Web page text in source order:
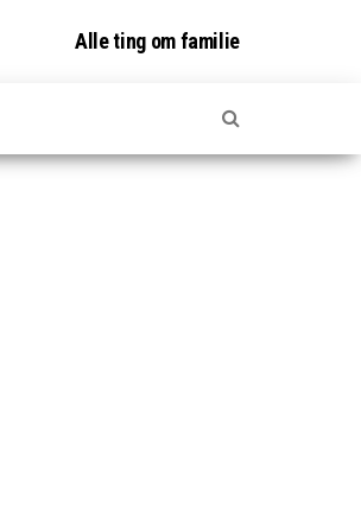
Alle ting om familie